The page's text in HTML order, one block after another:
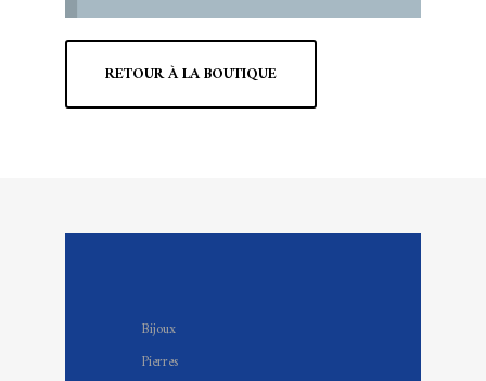
RETOUR À LA BOUTIQUE
Bijoux
Pierres